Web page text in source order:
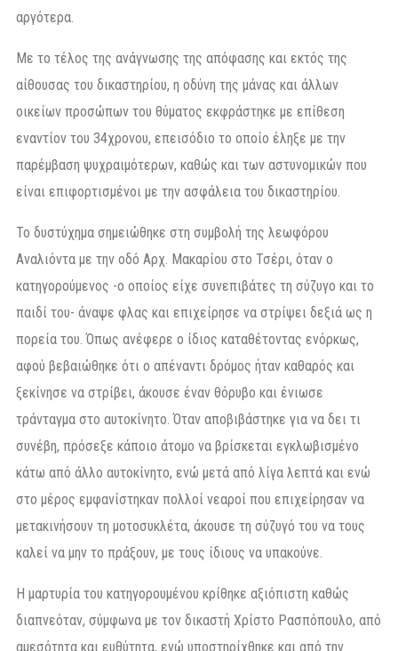
αργότερα.
Με το τέλος της ανάγνωσης της απόφασης και εκτός της
αίθουσας του δικαστηρίου, η οδύνη της μάνας και άλλων
οικείων προσώπων του θύματος εκφράστηκε με επίθεση
εναντίον του 34χρονου, επεισόδιο το οποίο έληξε με την
παρέμβαση ψυχραιμότερων, καθώς και των αστυνομικών που
είναι επιφορτισμένοι με την ασφάλεια του δικαστηρίου.
Το δυστύχημα σημειώθηκε στη συμβολή της λεωφόρου
Αναλιόντα με την οδό Αρχ. Μακαρίου στο Τσέρι, όταν ο
κατηγορούμενος -ο οποίος είχε συνεπιβάτες τη σύζυγο και το
παιδί του- άναψε φλας και επιχείρησε να στρίψει δεξιά ως η
πορεία του. Όπως ανέφερε ο ίδιος καταθέτοντας ενόρκως,
αφού βεβαιώθηκε ότι ο απέναντι δρόμος ήταν καθαρός και
ξεκίνησε να στρίβει, άκουσε έναν θόρυβο και ένιωσε
τράνταγμα στο αυτοκίνητο. Όταν αποβιβάστηκε για να δει τι
συνέβη, πρόσεξε κάποιο άτομο να βρίσκεται εγκλωβισμένο
κάτω από άλλο αυτοκίνητο, ενώ μετά από λίγα λεπτά και ενώ
στο μέρος εμφανίστηκαν πολλοί νεαροί που επιχείρησαν να
μετακινήσουν τη μοτοσυκλέτα, άκουσε τη σύζυγό του να τους
καλεί να μην το πράξουν, με τους ίδιους να υπακούνε.
Η μαρτυρία του κατηγορουμένου κρίθηκε αξιόπιστη καθώς
διαπνεόταν, σύμφωνα με τον δικαστή Χρίστο Ρασπόπουλο, από
αμεσότητα και ευθύτητα, ενώ υποστηρίχθηκε και από την